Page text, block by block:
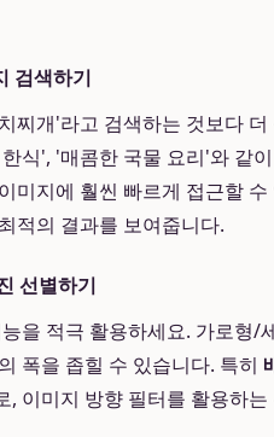
검색하기
찌개'라고 검색하는 것보다
식', '매콤한 국물 요리'와 같
미지에 훨씬 빠르게 접근할 수
적의 결과를 보여줍니다.
선별하기
을 적극 활용하세요. 가로형/
폭을 좁힐 수 있습니다. 특히
, 이미지 방향 필터를 활용하